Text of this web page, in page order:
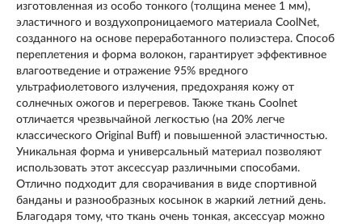
изготовленная из особо тонкого (толщина менее 1 мм),
эластичного и воздухопроницаемого материала CoolNet,
созданного на основе переработанного полиэстера. Способ
переплетения и форма волокон, гарантирует эффективное
влагоотведение и отражение 95% вредного
ультрафиолетового излучения, предохраняя кожу от
солнечных ожогов и перегревов. Также ткань Coolnet
отличается чрезвычайной легкостью (на 20% легче
классического Original Buff) и повышенной эластичностью.
Уникальная форма и универсальный материал позволяют
использовать этот аксессуар различными способами.
Отлично подходит для сворачивания в виде спортивной
банданы и разнообразных косынок в жаркий летний день.
Благодаря тому, что ткань очень тонкая, аксессуар можно